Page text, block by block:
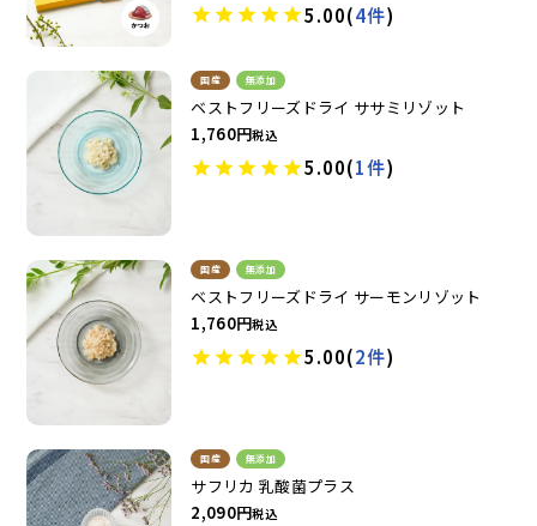
5.00(4件)
国産 無添加
ベストフリーズドライ ササミリゾット
1,760
税込
5.00(1件)
国産 無添加
ベストフリーズドライ サーモンリゾット
1,760
税込
5.00(2件)
国産 無添加
サフリカ 乳酸菌プラス
2,090
税込